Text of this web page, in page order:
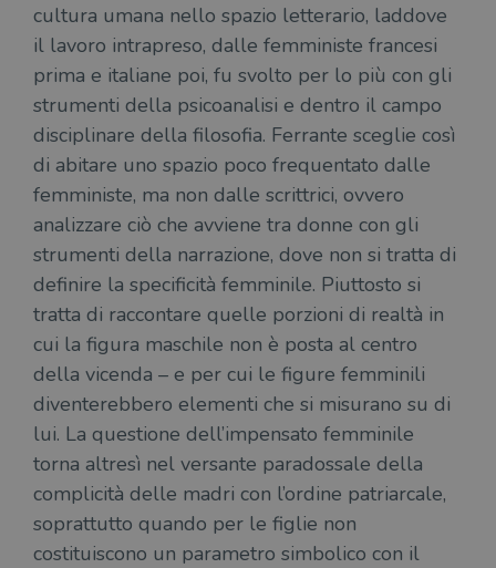
cultura umana nello spazio letterario, laddove
il lavoro intrapreso, dalle femministe francesi
prima e italiane poi, fu svolto per lo più con gli
strumenti della psicoanalisi e dentro il campo
disciplinare della filosofia. Ferrante sceglie così
di abitare uno spazio poco frequentato dalle
femministe, ma non dalle scrittrici, ovvero
analizzare ciò che avviene tra donne con gli
strumenti della narrazione, dove non si tratta di
definire la specificità femminile. Piuttosto si
tratta di raccontare quelle porzioni di realtà in
cui la figura maschile non è posta al centro
della vicenda – e per cui le figure femminili
diventerebbero elementi che si misurano su di
lui. La questione dell’impensato femminile
torna altresì nel versante paradossale della
complicità delle madri con l’ordine patriarcale,
soprattutto quando per le figlie non
costituiscono un parametro simbolico con il